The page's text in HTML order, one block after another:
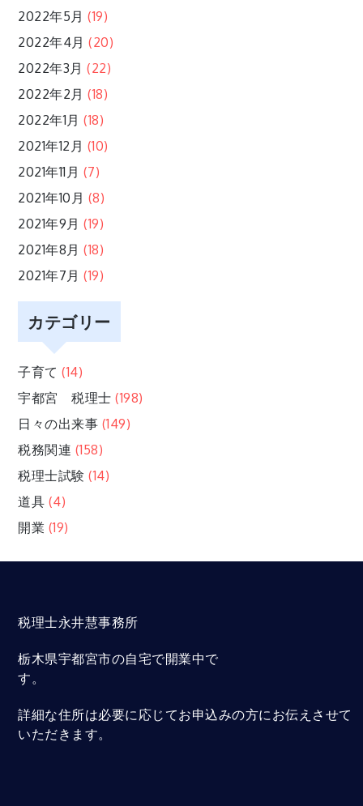
2022年5月 (19)
2022年4月 (20)
2022年3月 (22)
2022年2月 (18)
2022年1月 (18)
2021年12月 (10)
2021年11月 (7)
2021年10月 (8)
2021年9月 (19)
2021年8月 (18)
2021年7月 (19)
カテゴリー
子育て (14)
宇都宮 税理士 (198)
日々の出来事 (149)
税務関連 (158)
税理士試験 (14)
道具 (4)
開業 (19)
税理士永井慧事務所
栃木県宇都宮市の自宅で開業中で
す。
詳細な住所は必要に応じてお申込みの方にお伝えさせて
いただきます。